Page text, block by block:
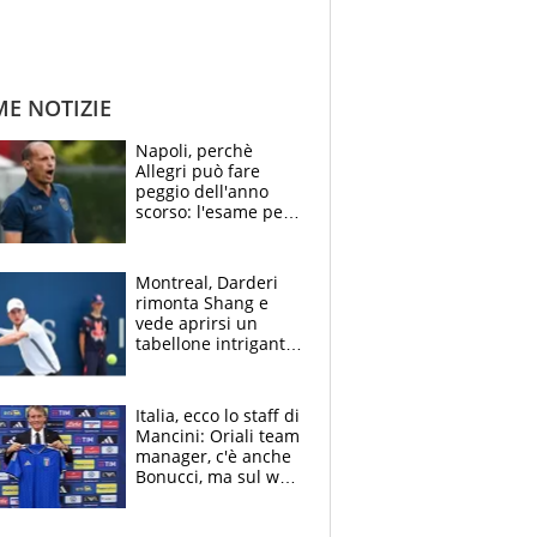
NOTIZIE
Napoli, perchè
Allegri può fare
peggio dell'anno
scorso: l'esame per
Monopoly
Montreal, Darderi
rimonta Shang e
vede aprirsi un
tabellone intrigante:
felice del mio livello"
Italia, ecco lo staff di
Mancini: Oriali team
manager, c'è anche
Bonucci, ma sul web